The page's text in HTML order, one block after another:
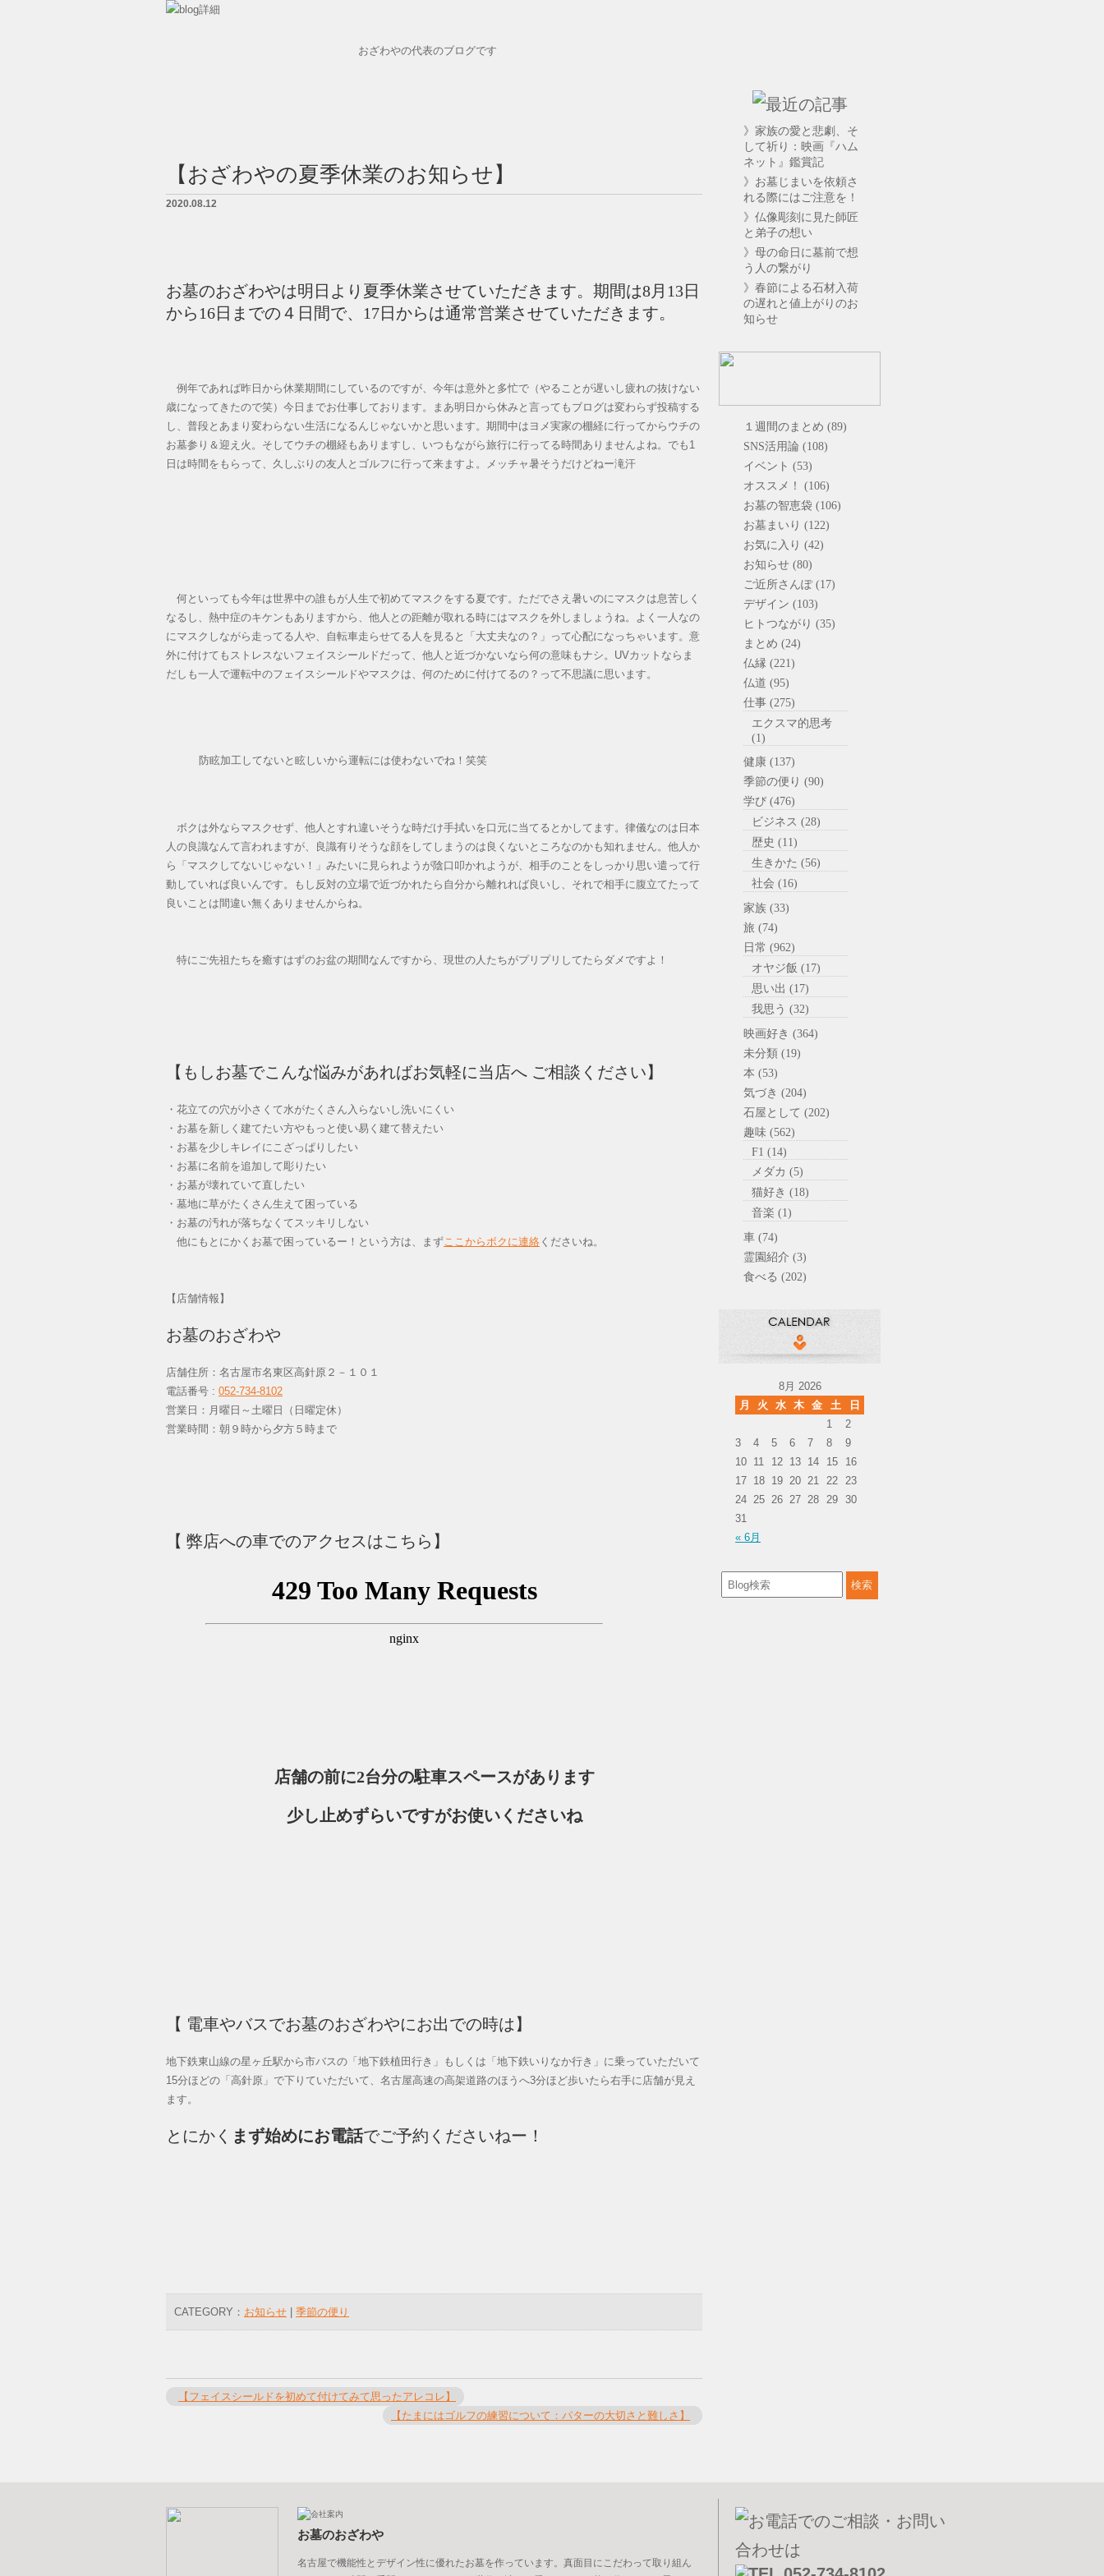
おざわやの代表のブログです
【おざわやの夏季休業のお知らせ】
2020.08.12
お墓のおざわやは明日より夏季休業させていただきます。期間は8月13日
から16日までの４日間で、17日からは通常営業させていただきます。
例年であれば昨日から休業期間にしているのですが、今年は意外と多忙で（やることが遅いし疲れの抜けない
歳になってきたので笑）今日までお仕事しております。まあ明日から休みと言ってもブログは変わらず投稿する
し、普段とあまり変わらない生活になるんじゃないかと思います。期間中はヨメ実家の棚経に行ってからウチの
お墓参り＆迎え火。そしてウチの棚経もありますし、いつもながら旅行に行ってる時間ありませんよね。でも1
日は時間をもらって、久しぶりの友人とゴルフに行って来ますよ。メッチャ暑そうだけどねー滝汗
何といっても今年は世界中の誰もが人生で初めてマスクをする夏です。ただでさえ暑いのにマスクは息苦しく
なるし、熱中症のキケンもありますから、他人との距離が取れる時にはマスクを外しましょうね。よく一人なの
にマスクしながら走ってる人や、自転車走らせてる人を見ると「大丈夫なの？」って心配になっちゃいます。意
外に付けてもストレスないフェイスシールドだって、他人と近づかないなら何の意味もナシ。UVカットならま
だしも一人で運転中のフェイスシールドやマスクは、何のために付けてるの？って不思議に思います。
防眩加工してないと眩しいから運転には使わないでね！笑笑
ボクは外ならマスクせず、他人とすれ違いそうな時だけ手拭いを口元に当てるとかしてます。律儀なのは日本
人の良識なんて言われますが、良識有りそうな顔をしてしまうのは良くないところなのかも知れません。他人か
ら「マスクしてないじゃない！」みたいに見られようが陰口叩かれようが、相手のことをしっかり思い遣って行
動していれば良いんです。もし反対の立場で近づかれたら自分から離れれば良いし、それで相手に腹立てたって
良いことは間違い無くありませんからね。
特にご先祖たちを癒すはずのお盆の期間なんですから、現世の人たちがプリプリしてたらダメですよ！
【もしお墓でこんな悩みがあればお気軽に当店へ ご相談ください】
・花立ての穴が小さくて水がたくさん入らないし洗いにくい
・お墓を新しく建てたい方やもっと使い易く建て替えたい
・お墓を少しキレイにこざっぱりしたい
・お墓に名前を追加して彫りたい
・お墓が壊れていて直したい
・墓地に草がたくさん生えて困っている
・お墓の汚れが落ちなくてスッキリしない
他にもとにかくお墓で困っているー！という方は、まずここからボクに連絡 くださいね。
【店舗情報】
お墓のおざわや
店舗住所：名古屋市名東区高針原２－１０１
電話番号 : 052-734-8102
営業日：月曜日～土曜日（日曜定休）
営業時間：朝９時から夕方５時まで
【 弊店への車でのアクセスはこちら】
店舗の前に2台分の駐車スペースがあります
少し止めずらいですがお使いくださいね
【 電車やバスでお墓のおざわやにお出での時は】
地下鉄東山線の星ヶ丘駅から市バスの「地下鉄植田行き」もしくは「地下鉄いりなか行き」に乗っていただいて
15分ほどの「高針原」で下りていただいて、名古屋高速の高架道路のほうへ3分ほど歩いたら右手に店舗が見え
ます。
とにかく まず始めにお電話でご予約くださいねー！
CATEGORY： お知らせ 季節の便り
【フェイスシールドを初めて付けてみて思ったアレコレ】
【たまにはゴルフの練習について：パターの大切さと難しさ】
》家族の愛と悲劇、そ
して祈り：映画『ハム
ネット』鑑賞記
》お墓じまいを依頼さ
れる際にはご注意を！
》仏像彫刻に見た師匠
と弟子の想い
》母の命日に墓前で想
う人の繋がり
》春節による石材入荷
の遅れと値上がりのお
知らせ
１週間のまとめ (89)
SNS活用論 (108)
イベント (53)
オススメ！ (106)
お墓の智恵袋 (106)
お墓まいり (122)
お気に入り (42)
お知らせ (80)
ご近所さんぽ (17)
デザイン (103)
ヒトつながり (35)
まとめ (24)
仏縁 (221)
仏道 (95)
仕事 (275)
エクスマ的思考
(1)
健康 (137)
季節の便り (90)
学び (476)
ビジネス (28)
歴史 (11)
生きかた (56)
社会 (16)
家族 (33)
旅 (74)
日常 (962)
オヤジ飯 (17)
思い出 (17)
我思う (32)
映画好き (364)
未分類 (19)
本 (53)
気づき (204)
石屋として (202)
趣味 (562)
F1 (14)
メダカ (5)
猫好き (18)
音楽 (1)
車 (74)
霊園紹介 (3)
食べる (202)
8月 2026
月
火 水 木 金 土 日
« 6月
1
2
3
4 5 6 7 8
9
10 11 12 13 14 15
16
17 18 19 20 21 22 23
24 25 26 27 28 29 30
31
お墓のおざわや
名古屋で機能性とデザイン性に優れたお墓を作っています。真面目にこだわって取り組ん